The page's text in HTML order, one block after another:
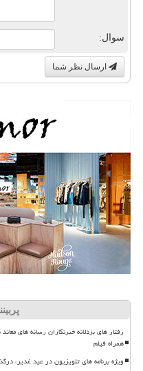
سوال:
ارسال نظر شما
رفتار های بزدلانه خبرنگاران رسانه های
همراه فیلم
ویژه برنامه های تلویزیون در عید غدیر، درگذشت